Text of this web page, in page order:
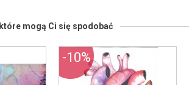
które mogą Ci się spodobać
-10%